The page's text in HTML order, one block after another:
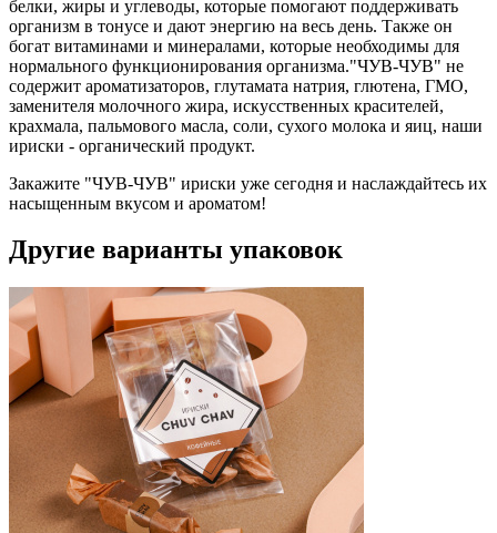
белки, жиры и углеводы, которые помогают поддерживать
организм в тонусе и дают энергию на весь день. Также он
богат витаминами и минералами, которые необходимы для
нормального функционирования организма."ЧУВ-ЧУВ" не
содержит ароматизаторов, глутамата натрия, глютена, ГМО,
заменителя молочного жира, искусственных красителей,
крахмала, пальмового масла, соли, сухого молока и яиц, наши
ириски - органический продукт.
Закажите "ЧУВ-ЧУВ" ириски уже сегодня и наслаждайтесь их
насыщенным вкусом и ароматом!
Другие варианты упаковок